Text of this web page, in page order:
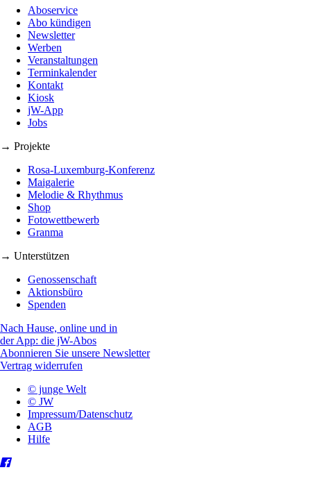
Aboservice
Abo kündigen
Newsletter
Werben
Veranstaltungen
Terminkalender
Kontakt
Kiosk
jW-App
Jobs
→ Projekte
Rosa-Luxemburg-Konferenz
Maigalerie
Melodie & Rhythmus
Shop
Fotowettbewerb
Granma
→ Unterstützen
Genossenschaft
Aktionsbüro
Spenden
Nach Hause, online und in
der App: die jW-Abos
Abonnieren Sie unsere Newsletter
Vertrag widerrufen
© junge Welt
© JW
Impressum/Datenschutz
AGB
Hilfe